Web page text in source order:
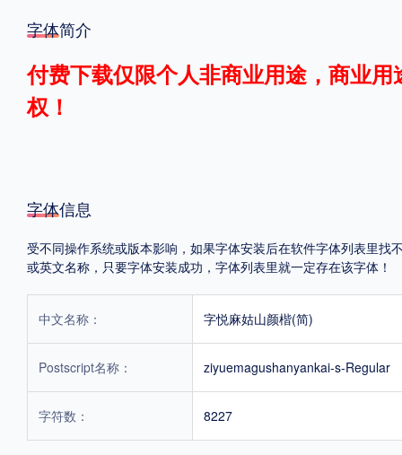
格式
.TTF
中国大陆
POP字体下载 字库打包下载 海报素材下载
字体新闻 字体文章 字体程序 字体人物 字体网站
字体简介
付费下载仅限个人非商业用途，商业
权！
字体信息
受不同操作系统或版本影响，如果字体安装后在软件字体列表里
或英文名称，只要字体安装成功，字体列表里就一定存在该字体！
中文名称： 字悦麻姑山颜楷(简)
Postscript名称： ziyuemagushanyankai-s-Regular
字符数： 8227